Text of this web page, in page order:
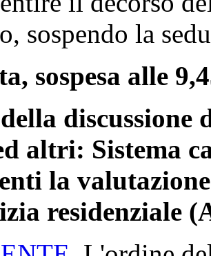
sospendo la
sospesa alle
altri: Sistema
la
residenziale